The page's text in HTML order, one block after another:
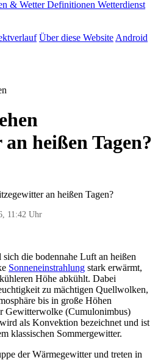
& Wetter Definitionen Wetterdienst
Über diese Website Android
heißen Tagen?
an heißen Tagen?
11:42 Uhr
die bodennahe Luft an heißen
Sonneneinstrahlung stark erwärmt,
Höhe abkühlt. Dabei
zu mächtigen Quellwolken,
bis in große Höhen
Gewitterwolke (Cumulonimbus)
als Konvektion bezeichnet und ist
klassischen Sommergewitter.
der Wärmegewitter und treten in